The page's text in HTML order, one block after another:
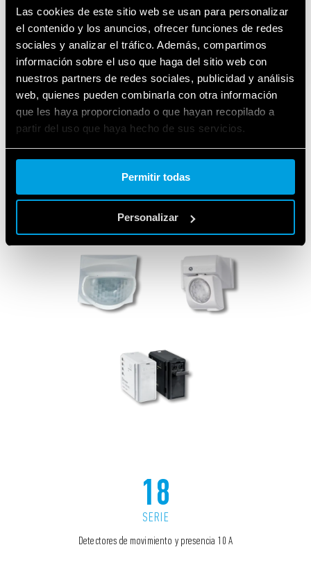
Las cookies de este sitio web se usan para personalizar
el contenido y los anuncios, ofrecer funciones de redes
sociales y analizar el tráfico. Además, compartimos
información sobre el uso que haga del sitio web con
nuestros partners de redes sociales, publicidad y análisis
web, quienes pueden combinarla con otra información
que les haya proporcionado o que hayan recopilado a
partir del uso que haya hecho de sus servicios.
Cookie policy.
Permitir todas
Personalizar
LOS PRODUCTOS
UTILIZADOS
18
SERIE
Detectores de movimiento y presencia 10 A